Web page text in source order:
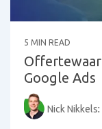
5 MIN READ
Google Ads
Nick Nikkels: